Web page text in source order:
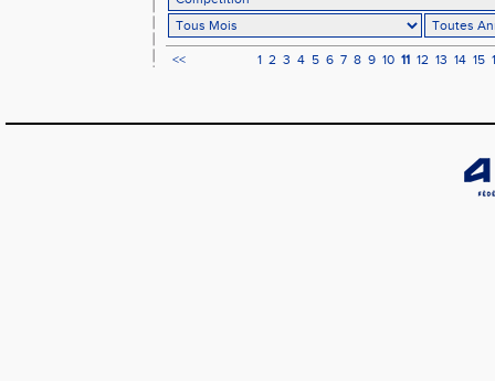
<< 1 2 3 4 5 6 7 8 9 10 11 12 13 14 15